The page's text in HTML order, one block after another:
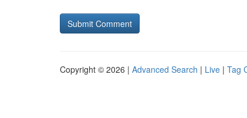
Copyright © 2026 | Advanced Search | Live | Tag